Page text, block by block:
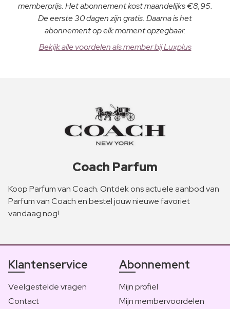
memberprijs. Het abonnement kost maandelijks €8,95.
De eerste 30 dagen zijn gratis. Daarna is het
abonnement op elk moment opzegbaar.
Bekijk alle voordelen als member bij Luxplus
Coach Parfum
Koop Parfum van Coach. Ontdek ons actuele aanbod van
Parfum van Coach en bestel jouw nieuwe favoriet
vandaag nog!
Klantenservice
Veelgestelde vragen
Contact
Abonnement
Mijn profiel
Mijn membervoordelen